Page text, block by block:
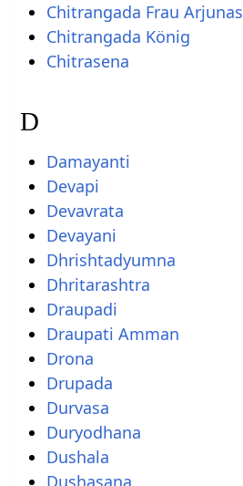
Chitrangada Frau Arjunas
Chitrangada König
Chitrasena
D
Damayanti
Devapi
Devavrata
Devayani
Dhrishtadyumna
Dhritarashtra
Draupadi
Draupati Amman
Drona
Drupada
Durvasa
Duryodhana
Dushala
Dushasana